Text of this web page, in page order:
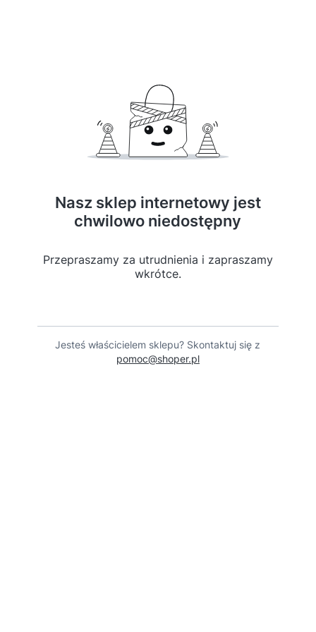
Nasz sklep internetowy jest
chwilowo niedostępny
Przepraszamy za utrudnienia i zapraszamy
wkrótce.
Jesteś właścicielem sklepu? Skontaktuj się z
pomoc@shoper.pl